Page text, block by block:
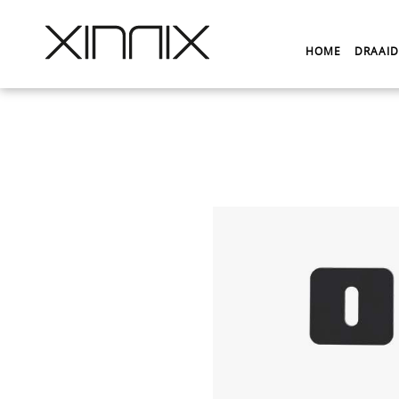
HOME